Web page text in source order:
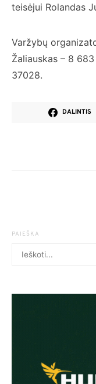
teisėjui Rolandas
Varžybų
Žaliauskas – 8
37028.
DALINTIS
PAIEŠKA